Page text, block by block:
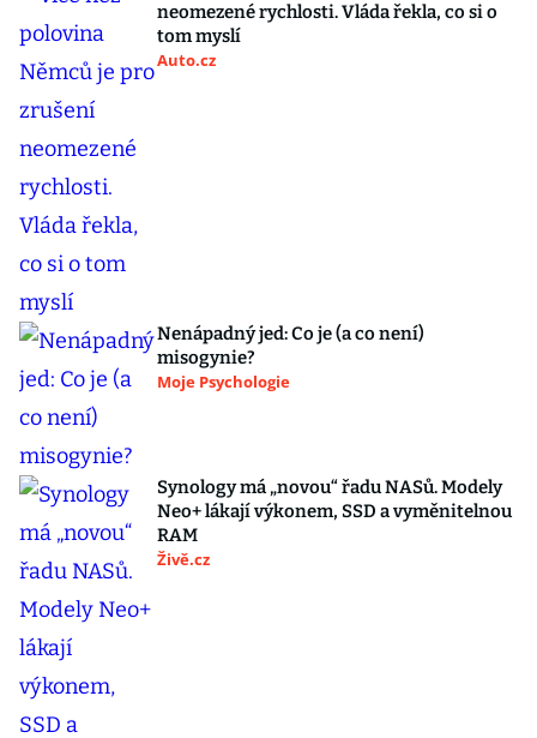
neomezené rychlosti. Vláda řekla, co si o
tom myslí
Auto.cz
Nenápadný jed: Co je (a co není)
misogynie?
Moje Psychologie
Synology má „novou“ řadu NASů. Modely
Neo+ lákají výkonem, SSD a vyměnitelnou
RAM
Živě.cz